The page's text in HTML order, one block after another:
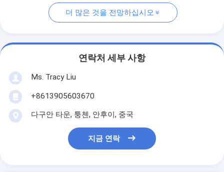
더 많은 것을 전망하십시오
연락처 세부 사항
Ms. Tracy Liu
+8613905603670
다구안 타운, 퉁첸, 안후이, 중국
지금 연락